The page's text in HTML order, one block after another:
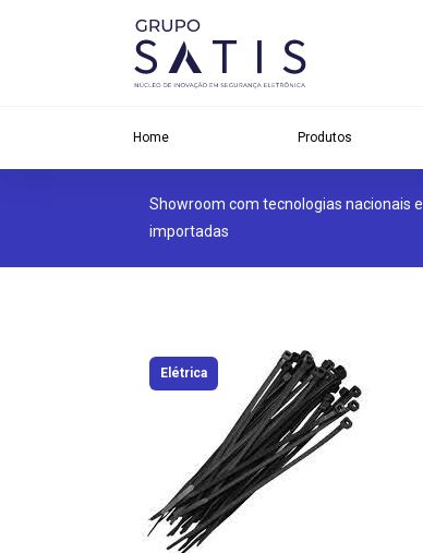
Home Produtos
Showroom com tecnologias nacionais e
importadas
Elétrica